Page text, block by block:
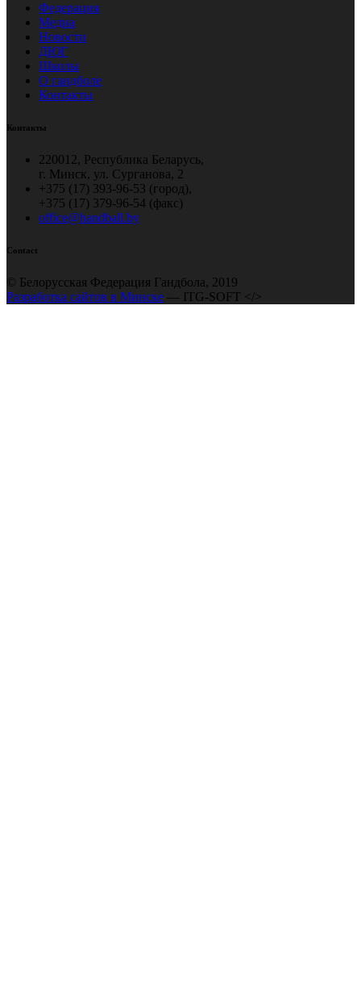
Федерация
Медиа
Новости
ДЮГ
Школы
О гандболе
Контакты
Контакты
220012, Республика Беларусь,
г. Минск, ул. Сурганова, 2
+375 (17) 393-96-53 (город),
+375 (17) 379-96-54 (факс)
office@handball.by
Contact
© Белорусская Федерация Гандбола, 2019
Разработка сайтов в Минске — ITG-SOFT </>